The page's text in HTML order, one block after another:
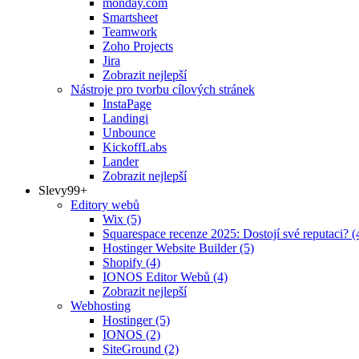
monday.com
Smartsheet
Teamwork
Zoho Projects
Jira
Zobrazit nejlepší
Nástroje pro tvorbu cílových stránek
InstaPage
Landingi
Unbounce
KickoffLabs
Lander
Zobrazit nejlepší
Slevy99+
Editory webů
Wix (5)
Squarespace recenze 2025: Dostojí své reputaci?
Hostinger Website Builder(5)
Shopify (4)
IONOS Editor Webů (4)
Zobrazit nejlepší
Webhosting
Hostinger(5)
IONOS (2)
SiteGround (2)